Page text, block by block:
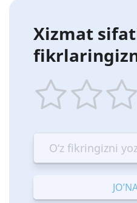
Xizmat
star
Terrible
stars
—
Bad
stars
—
OK